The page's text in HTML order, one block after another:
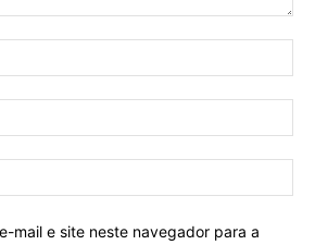
mail e site neste navegador para a